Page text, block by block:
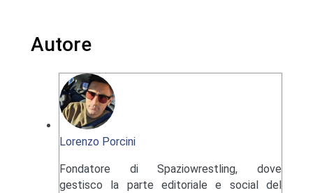
Autore
Lorenzo Porcini
Fondatore di Spaziowrestling, dove
gestisco la parte editoriale e social del